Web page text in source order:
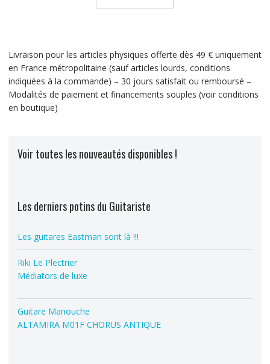
Livraison pour les articles physiques offerte dès 49 € uniquement
en France métropolitaine (sauf articles lourds, conditions
indiquées à la commande) – 30 jours satisfait ou remboursé –
Modalités de paiement et financements souples (voir conditions
en boutique)
Voir toutes les nouveautés disponibles !
Les derniers potins du Guitariste
Les guitares Eastman sont là !!!
Riki Le Plectrier
Médiators de luxe
Guitare Manouche
ALTAMIRA M01F CHORUS ANTIQUE